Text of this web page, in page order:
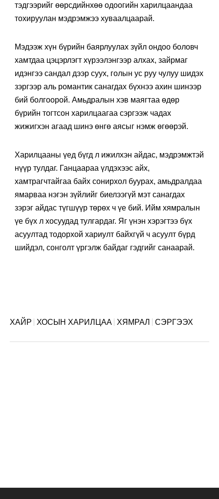
тэдгээрийг өөрсдийнхөө одоогийн харилцаандаа
тохируулан мэдрэмжээ хуваалцаарай.
Мэдээж хүн бүрийн баярлуулах зүйл ондоо боловч
хамтдаа цэцэрлэгт хүрээлэнгээр алхах, зайрмаг
идэнгээ сандал дээр суух, голын ус руу чулуу шидэх
зэргээр аль романтик санагдах бүхнээ ахин шинээр
бий болгоорой. Амьдралын хэв маягтаа өдөр
бүрийн тогтсон харилцаагаа сэргээж чадах
жижигхэн агаад шинэ өнгө аясыг нэмж өгөөрэй.
Харилцааны үед бүгд л ижилхэн айдас, мэдрэмжтэй
нүүр тулдаг. Ганцаараа үлдэхээс айх,
хамтрагчтайгаа байх сонирхол буурах, амьдралдаа
ямарваа нэгэн зүйлийг биелээгүй мэт санагдах
зэрэг айдас түгшүүр төрөх ч үе бий. Ийм хямралын
үе бүх л хосуудад тулгардаг. Яг үнэн хэрэгтээ бүх
асуултад тодорхой хариулт байхгүй ч асуулт бүрд
шийдэл, сонголт үргэлж байдаг гэдгийг санаарай.
ХАЙР ХОСЫН ХАРИЛЦАА ХЯМРАЛ СЭРГЭЭХ